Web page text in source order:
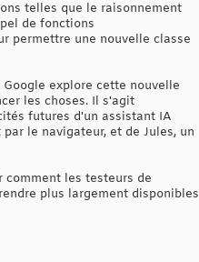
telles que le raisonnement
de fonctions
permettre une nouvelle classe
explore cette nouvelle
les choses. Il s'agit
futures d'un assistant IA
le navigateur, et de Jules, un
comment les testeurs de
plus largement disponibles